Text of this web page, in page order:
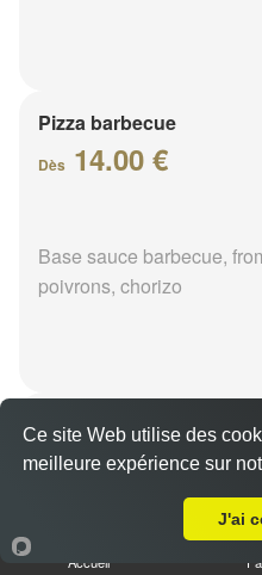
Pizza barbecue
Dès 14.00 €
Base sauce barbecue,
poivrons, chorizo
Pizza cannibale
Dès14.00 €
Base sauce barbecue,
Accueil
Ce site Web utilise des
meilleure expérience sur
J'ai